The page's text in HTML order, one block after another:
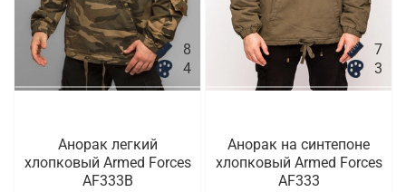
8
4
Анорак легкий
хлопковый Armed Forces
AF333B
7
3
Анорак на синтепоне
хлопковый Armed Forces
AF333